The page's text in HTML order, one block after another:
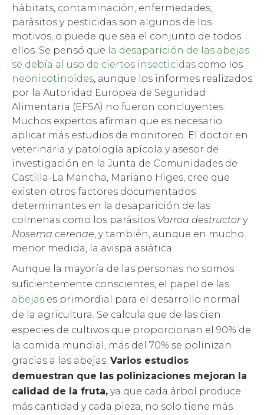
hábitats, contaminación, enfermedades,
parásitos y pesticidas son algunos de los
motivos, o puede que sea el conjunto de todos
ellos. Se pensó que la desaparición de las abejas
se debía al uso de ciertos insecticidas como los
neonicotinoides , aunque los informes realizados
por la Autoridad Europea de Seguridad
Alimentaria (EFSA) no fueron concluyentes.
Muchos expertos afirman que es necesario
aplicar más estudios de monitoreo. El doctor en
veterinaria y patología apícola y asesor de
investigación en la Junta de Comunidades de
Castilla-La Mancha, Mariano Higes, cree que
existen otros factores documentados
determinantes en la desaparición de las
colmenas como los parásitos Varroa destructory
Nosema cerenae , y también, aunque en mucho
menor medida, la avispa asiática.
Aunque la mayoría de las personas no somos
suficientemente conscientes, el papel de las
abejas es primordial para el desarrollo normal
de la agricultura. Se calcula que de las cien
especies de cultivos que proporcionan el 90% de
la comida mundial, más del 70% se polinizan
gracias a las abejas. Varios estudios
demuestran que las polinizaciones mejoran la
calidad de la fruta, ya que cada árbol produce
más cantidad y cada pieza, no solo tiene más